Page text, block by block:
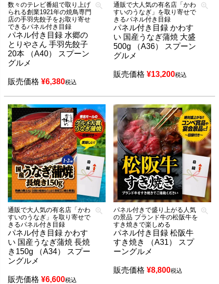
数々のテレビ番組で取り上げ
られる創業1921年の焼鳥専門
店の手羽先餃子をお取り寄せ
できるパネル付き目録
パネル付き目録 水郷の
とりやさん 手羽先餃子
20本 （A40） スプーン
グルメ
販売価格 ¥6,380税込
通販で大人気の有名店「かわ
すいのうなぎ」を取り寄せで
きるパネル付き目録
パネル付き目録 かわす
い 国産うなぎ蒲焼 大盛
500g （A36） スプーン
グルメ
販売価格 ¥13,200税込
通販で大人気の有名店「かわ
すいのうなぎ」を取り寄せで
きるパネル付き目録
パネル付き目録 かわす
い 国産うなぎ蒲焼 長焼
き150g （A34） スプー
ングルメ
販売価格 ¥6,600税込
パネル付きで盛り上がる人気
の景品 ブランド牛の松阪牛を
すき焼きで楽しめる
パネル付き目録 松阪牛
すき焼き （A31） スプ
ーングルメ
販売価格 ¥8,800税込